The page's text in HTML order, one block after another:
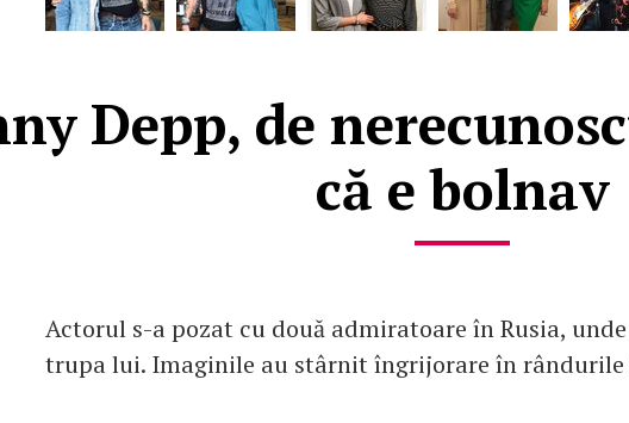
Depp, de
că e bolnav
Actorul s-a pozat cu două admiratoare în Rusia,
trupa lui. Imaginile au stârnit îngrijorare în